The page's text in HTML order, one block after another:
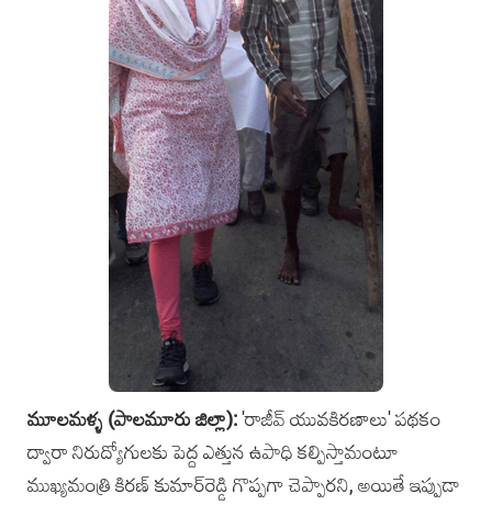
మూలమళ్ళ (పాలమూరు జిల్లా): 'రాజీవ్‌ యువకిరణాలు' పథకం
ద్వారా నిరుద్యోగులకు పెద్ద ఎత్తున ఉపాధి కల్పిస్తామంటూ
ముఖ్యమంత్రి కిరణ్‌ కుమార్‌రెడ్డి గొప్పగా చెప్పారని, అయితే ఇప్పుడా